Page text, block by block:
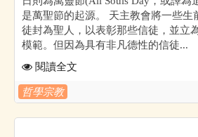
是萬聖節的起源。 天主教會將一些生
徒封為聖人，以表彰那些信徒，並立
模範。但因為具有非凡德性的信徒...
閱讀全文
哲學宗教